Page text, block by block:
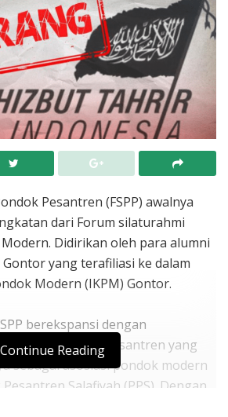
Pesantren (FSPP) awalnya
dari Forum silaturahmi
Didirikan oleh para alumni
yang terafiliasi ke dalam
Modern (IKPM) Gontor.
berekspansi dengan
sebagai forum pesantren yang
sebagai asosiasi pondok modern
Salafiyah (PPS). Dengan
Continue Reading